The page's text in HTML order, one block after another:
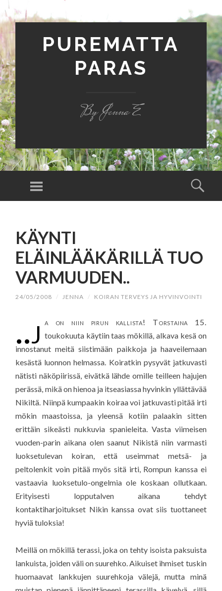
PUREMATTA
PARAS
By Jenna E
Valikko
KÄYNTI
ELÄINLÄÄKÄRILLÄ TUO
VARMUUDEN..
24/05/2008 / JENNA / KOIRAN TERVEYS JA HYVINVOINTI
..j a on niin pirun kallista! Torstaina 15.
toukokuuta käytiin taas mökillä, alkava kesä on
innostanut meitä siistimään paikkoja ja haaveilemaan
kesästä luonnon helmassa. Koiratkin pysyvät jatkuvasti
nätisti näköpiirissä, eivätkä lähde omille teilleen hajujen
perässä, mikä on hienoa ja itseasiassa hyvinkin yllättävää
Nikiltä. Niinpä kumpaakin koiraa voi jatkuvasti pitää irti
mökin maastoissa, ja yleensä kotiin palaakin sitten
erittäin sikeästi nukkuvia spanieleita. Vasta viimeisen
vuoden-parin aikana olen saanut Nikistä niin varmasti
luoksetulevan koiran, että useimmat metsä- ja
peltolenkit voin pitää myös sitä irti, Rompun kanssa ei
vastaavia luoksetulo-ongelmia ole koskaan ollutkaan.
Erityisesti lopputalven aikana tehdyt
kontaktiharjoitukset Nikin kanssa ovat siis tuottaneet
hyviä tuloksia!
Meillä on mökillä terassi, joka on tehty isoista paksuista
lankuista, joiden väli on suurehko. Aikuiset ihmiset tuskin
huomaavat lankkujen suurehkoja välejä, mutta minä